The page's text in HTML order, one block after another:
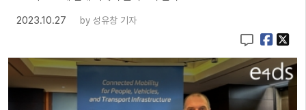
2023.10.27
by 성유창 기자